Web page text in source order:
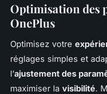
Optimisation des
OnePlus
Optimisez votre
réglages simples et
l’ajustement des
maximiser la visibilité.